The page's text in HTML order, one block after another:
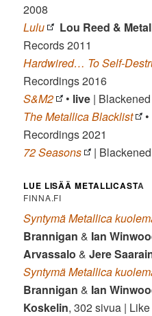
2008
Lulu
Lou Reed &
Records 2011
Hardwired… To Self-
Recordings 2016
S&M2
• live |
The Metallica Blacklist
•
Recordings 2021
72 Seasons
|
LUE LISÄÄ METALLICASTA
FINNA.FI
Syntymä Metallica
Brannigan & Ian
Arvassalo &Jere
Syntymä Metallica
Brannigan & Ian
Koskelin, 302 sivua |